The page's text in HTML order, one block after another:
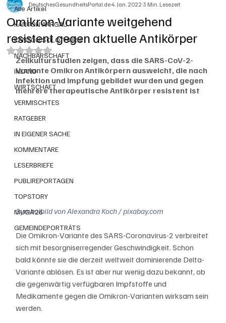
Alle Artikel
KANTON AARGAU
KANTON SOLOTHURN
NACHBARSCHAFT
INLAND
WIRTSCHAFT
VERMISCHTES
RATGEBER
IN EIGENER SACHE
KOMMENTARE
LESERBRIEFE
PUBLIREPORTAGEN
TOPSTORY
MUGA'26
GEMEINDEPORTRÄTS
Omikron-Variante weitgehend
resistent gegen aktuelle Antikörper
DeutschesGesundheitsPortal.de4. Jan. 20223 Min. Lesezeit
Mit NaN von 5 Sternen bewertet.
Zellkulturstudien zeigen, dass die SARS-CoV-2-
Variante Omikron Antikörpern ausweicht, die nach
Infektion und Impfung gebildet wurden und gegen
mehrere therapeutische Antikörper resistent ist
Symbolbild von Alexandra Koch / pixabay.com
Die Omikron-Variante des SARS-Coronavirus-2 verbreitet
sich mit besorgniserregender Geschwindigkeit. Schon
bald könnte sie die derzeit weltweit dominierende Delta-
Variante ablösen. Es ist aber nur wenig dazu bekannt, ob
die gegenwärtig verfügbaren Impfstoffe und
Medikamente gegen die Omikron-Varianten wirksam sein
werden.